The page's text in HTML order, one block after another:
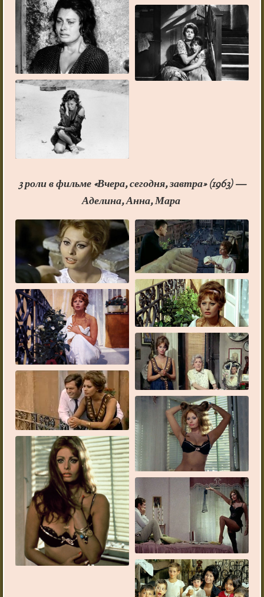
3 роли в фильме «Вчера, сегодня, завтра» (1963) —
Аделина, Анна, Мара